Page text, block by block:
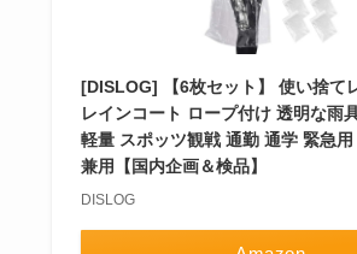
[DISLOG] 【6枚セット】 使い捨て
レインコート ロープ付け 透明な雨
軽量 スポッツ観戦 通勤 通学 緊急
兼用【国内企画＆検品】
DISLOG